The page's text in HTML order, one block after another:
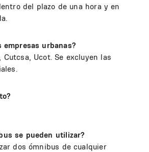
del plazo de una hora y en
empresas urbanas?
Cutcsa, Ucot. Se excluyen las
​se pueden utilizar?
dos ómnibus de cualquier